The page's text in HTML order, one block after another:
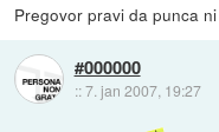
Pregovor pravi da punca
#000000
::7. jan 2007, 19:27